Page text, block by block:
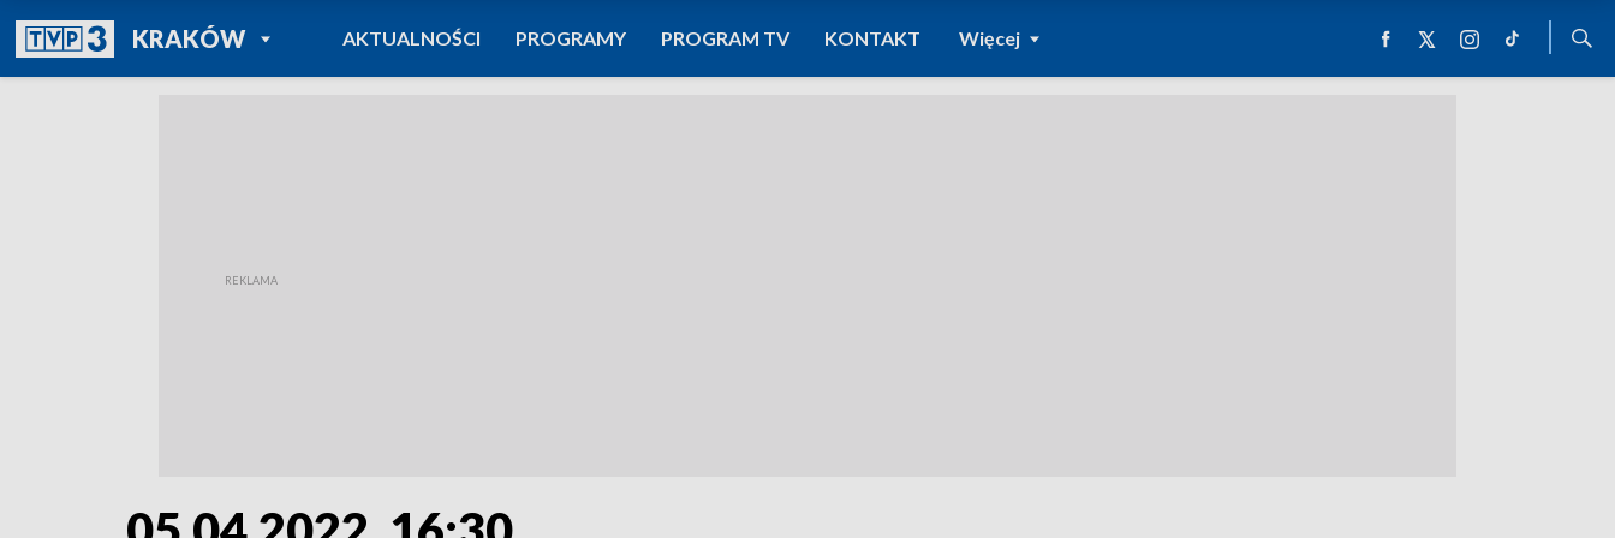
KRAKÓWPOWRÓT DO
TVP REGIONY
AKTUALNOŚCI PROGRAMY PROGRAM TV KONTAKT Więcej